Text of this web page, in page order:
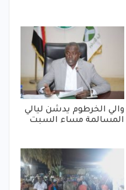
والي الخرطوم يدشن ليالي
المسالمة مساء السبت